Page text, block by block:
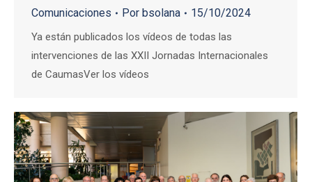
Comunicaciones Por bsolana 15/10/2024
Ya están publicados los vídeos de todas las
intervenciones de las XXII Jornadas Internacionales
de CaumasVer los vídeos